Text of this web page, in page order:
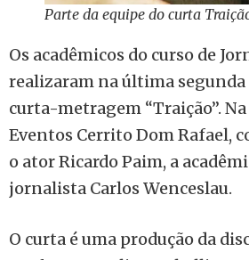
Parte da equipe do curta
Os acadêmicos do curso de
realizaram na última segunda
curta-metragem “Traição”.
Eventos Cerrito Dom Rafael,
o ator Ricardo Paim, a
jornalista Carlos Wenceslau.
O curta é uma produção da